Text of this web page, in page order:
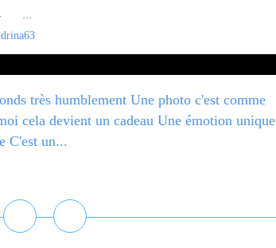
…
très humblement Une photo c'est comme
cela devient un cadeau Une émotion unique
C'est un...